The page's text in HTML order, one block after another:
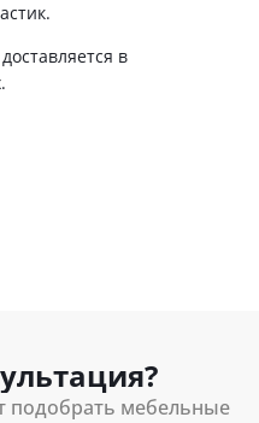
в
мебельные